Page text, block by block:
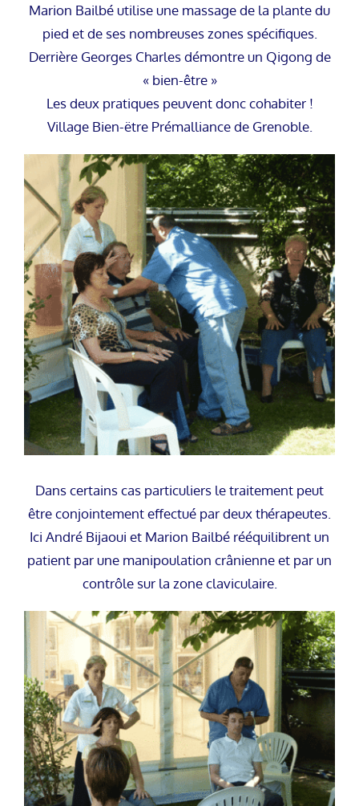
Marion Bailbé utilise une massage de la plante du
pied et de ses nombreuses zones spécifiques.
Derrière Georges Charles démontre un Qigong de
« bien-être »
Les deux pratiques peuvent donc cohabiter !
Village Bien-ëtre Prémalliance de Grenoble.
Dans certains cas particuliers le traitement peut
être conjointement effectué par deux thérapeutes.
Ici André Bijaoui et Marion Bailbé rééquilibrent un
patient par une manipoulation crânienne et par un
contrôle sur la zone claviculaire.